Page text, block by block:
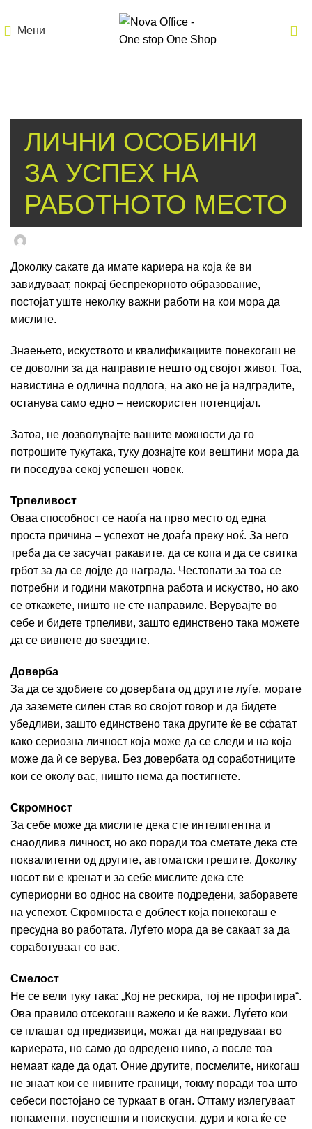
Мени
ЛИЧНИ ОСОБИНИ
ЗА УСПЕХ НА
РАБОТНОТО МЕСТО
Доколку сакате да имате кариера на која ќе ви
завидуваат, покрај беспрекорното образование,
постојат уште неколку важни работи на кои мора да
мислите.
Знаењето, искуството и квалификациите понекогаш не
се доволни за да направите нешто од својот живот. Тоа,
навистина е одлична подлога, на ако не ја надградите,
останува само едно – неискористен потенцијал.
Затоа, не дозволувајте вашите можности да го
потрошите тукутака, туку дознајте кои вештини мора да
ги поседува секој успешен човек.
Трпеливост
Оваа способност се наоѓа на прво место од една
проста причина – успехот не доаѓа преку ноќ. За него
треба да се засучат ракавите, да се копа и да се свитка
грбот за да се дојде до награда. Честопати за тоа се
потребни и години макотрпна работа и искуство, но ако
се откажете, ништо не сте направиле. Верувајте во
себе и бидете трпеливи, зашто единствено така можете
да се вивнете до ѕвездите.
Доверба
За да се здобиете со довербата од другите луѓе, морате
да заземете силен став во својот говор и да бидете
убедливи, зашто единствено така другите ќе ве сфатат
како сериозна личност која може да се следи и на која
може да ѝ се верува. Без довербата од соработниците
кои се околу вас, ништо нема да постигнете.
Скромност
За себе може да мислите дека сте интелигентна и
снаодлива личност, но ако поради тоа сметате дека сте
поквалитетни од другите, автоматски грешите. Доколку
носот ви е кренат и за себе мислите дека сте
супериорни во однос на своите подредени, заборавете
на успехот. Скромноста е доблест која понекогаш е
пресудна во работата. Луѓето мора да ве сакаат за да
соработуваат со вас.
Смелост
Не се вели туку така: „Кој не рескира, тој не профитира“.
Ова правило отсекогаш важело и ќе важи. Луѓето кои
се плашат од предизвици, можат да напредуваат во
кариерата, но само до одредено ниво, а после тоа
немаат каде да одат. Оние другите, посмелите, никогаш
не знаат кои се нивните граници, токму поради тоа што
себеси постојано се туркаат в оган. Оттаму излегуваат
попаметни, поуспешни и поискусни, дури и кога ќе се